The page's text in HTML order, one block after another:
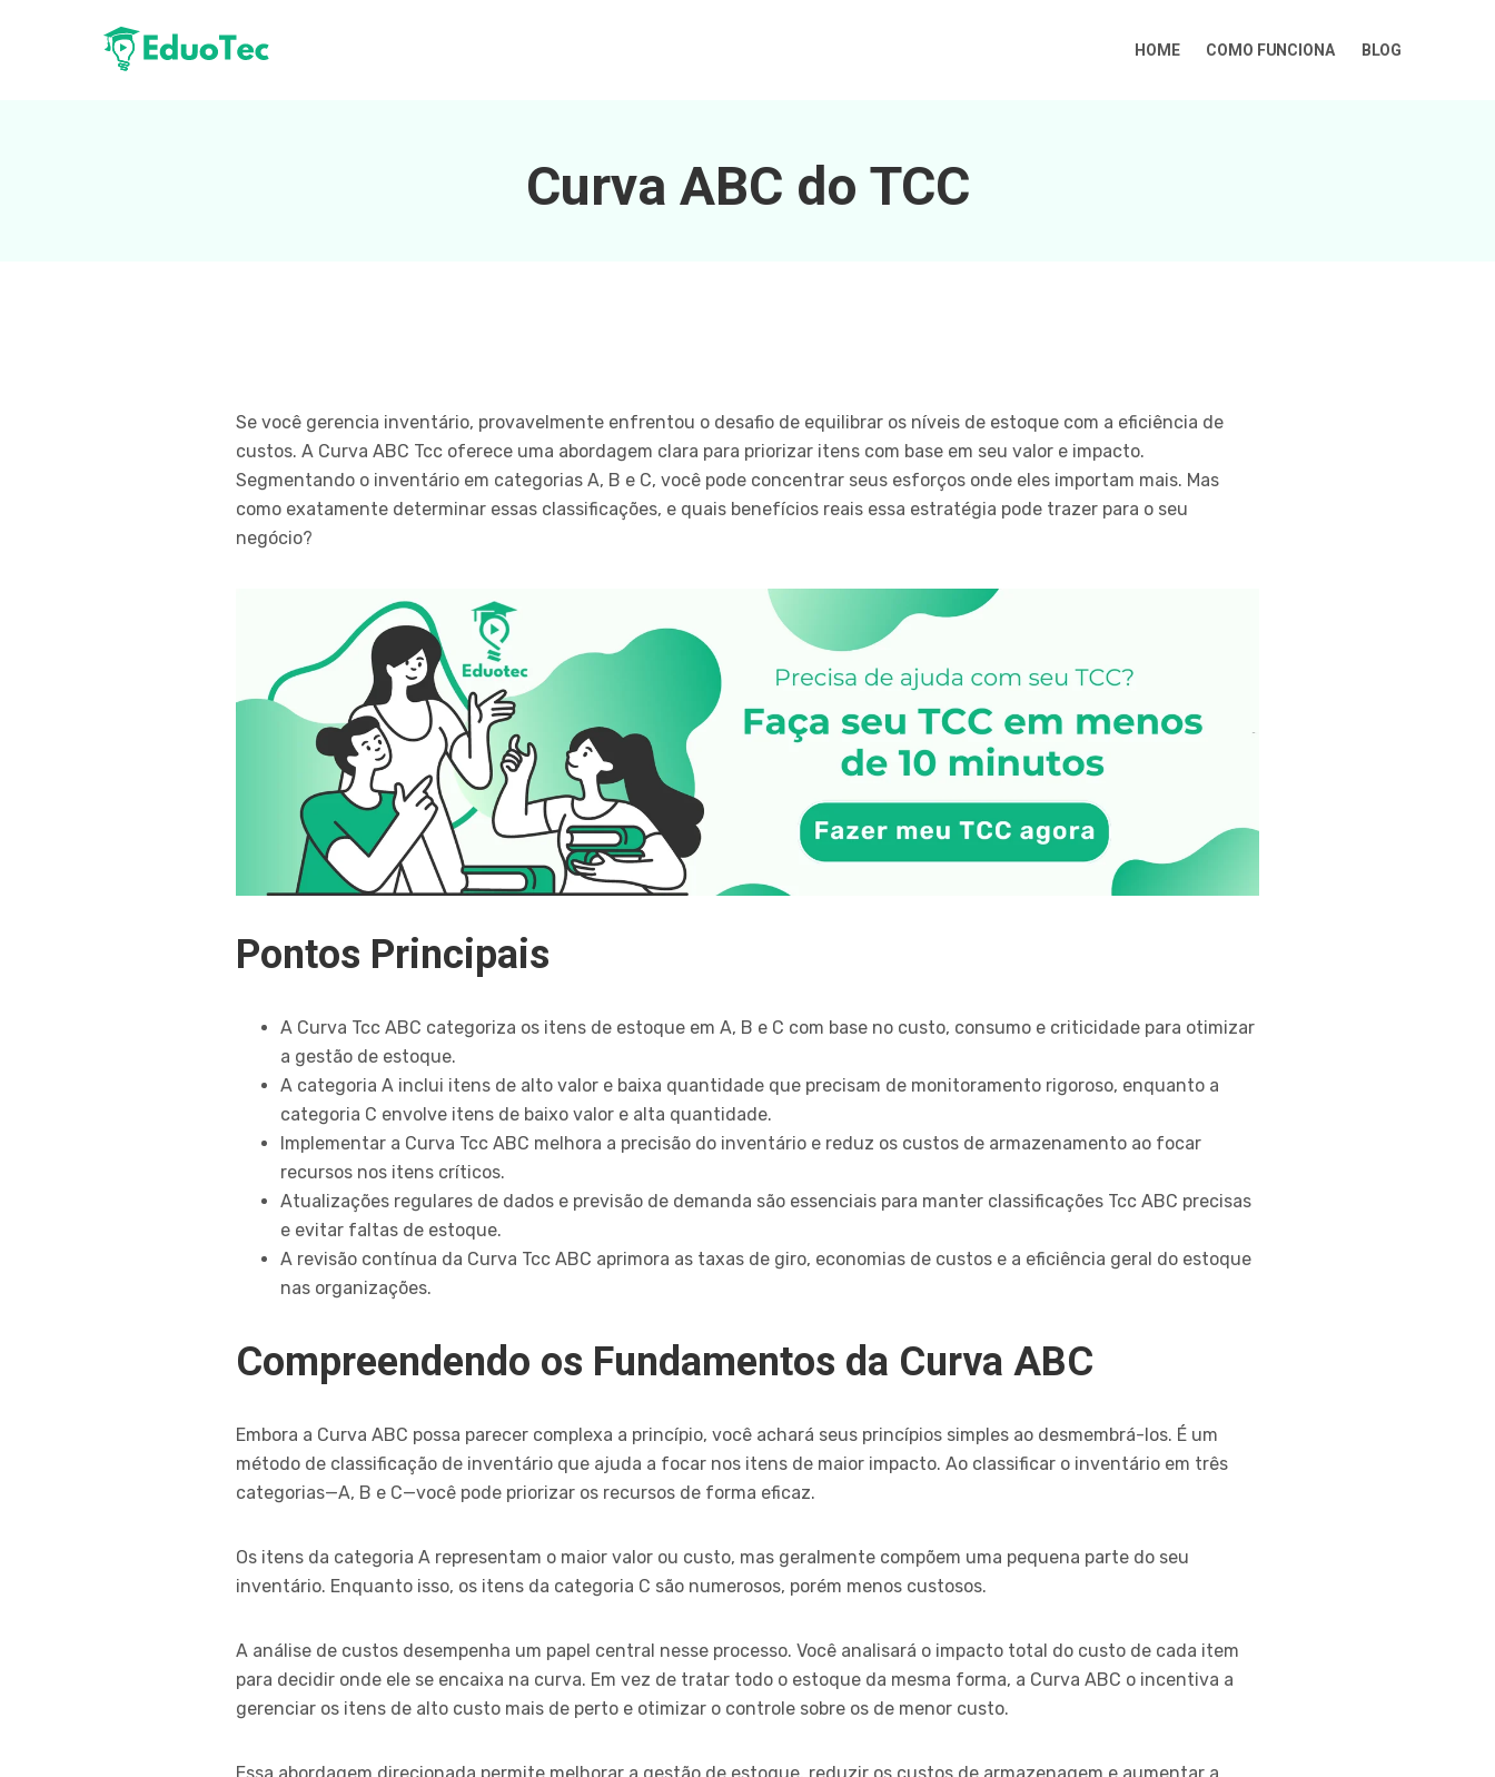
HOME COMO FUNCIONA BLOG
Curva ABC do TCC
Se você gerencia inventário, provavelmente enfrentou o desafio de equilibrar os níveis de estoque com a eficiência de
custos. A Curva ABC Tcc oferece uma abordagem clara para priorizar itens com base em seu valor e impacto.
Segmentando o inventário em categorias A, B e C, você pode concentrar seus esforços onde eles importam mais. Mas
como exatamente determinar essas classificações, e quais benefícios reais essa estratégia pode trazer para o seu
negócio?
Pontos Principais
A Curva Tcc ABC categoriza os itens de estoque em A, B e C com base no custo, consumo e criticidade para otimizar
a gestão de estoque.
A categoria A inclui itens de alto valor e baixa quantidade que precisam de monitoramento rigoroso, enquanto a
categoria C envolve itens de baixo valor e alta quantidade.
Implementar a Curva Tcc ABC melhora a precisão do inventário e reduz os custos de armazenamento ao focar
recursos nos itens críticos.
Atualizações regulares de dados e previsão de demanda são essenciais para manter classificações Tcc ABC precisas
e evitar faltas de estoque.
A revisão contínua da Curva Tcc ABC aprimora as taxas de giro, economias de custos e a eficiência geral do estoque
nas organizações.
Compreendendo os Fundamentos da Curva ABC
Embora a Curva ABC possa parecer complexa a princípio, você achará seus princípios simples ao desmembrá-los. É um
método de classificação de inventário que ajuda a focar nos itens de maior impacto. Ao classificar o inventário em três
categorias—A, B e C—você pode priorizar os recursos de forma eficaz.
Os itens da categoria A representam o maior valor ou custo, mas geralmente compõem uma pequena parte do seu
inventário. Enquanto isso, os itens da categoria C são numerosos, porém menos custosos.
A análise de custos desempenha um papel central nesse processo. Você analisará o impacto total do custo de cada item
para decidir onde ele se encaixa na curva. Em vez de tratar todo o estoque da mesma forma, a Curva ABC o incentiva a
gerenciar os itens de alto custo mais de perto e otimizar o controle sobre os de menor custo.